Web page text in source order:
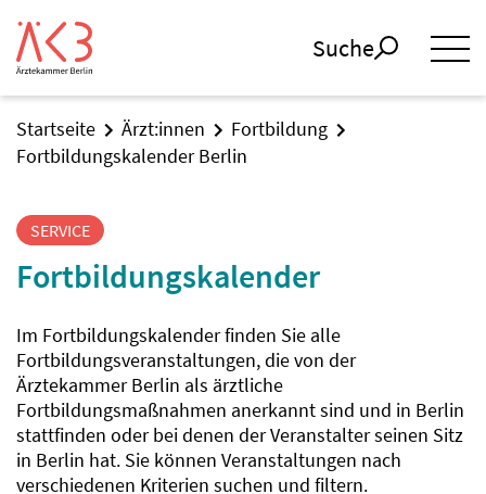
Suche
Startseite Ärzt:innen
Fortbildung
Fortbildungskalender Berlin
SERVICE
Fortbildungskalender
Im Fortbildungskalender finden Sie alle
Fortbildungsveranstaltungen, die von der
Ärztekammer Berlin als ärztliche
Fortbildungsmaßnahmen anerkannt sind und in Berlin
stattfinden oder bei denen der Veranstalter seinen Sitz
in Berlin hat. Sie können Veranstaltungen nach
verschiedenen Kriterien suchen und filtern.